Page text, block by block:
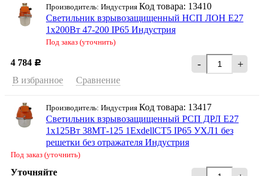
Производитель: Индустрия Код товара: 13410
Светильник взрывозащищенный НСП ЛОН Е27
1х200Вт 47-200 IP65 Индустрия
Под заказ (уточнить)
4 784 Р - +
В избранное Сравнение
Производитель: Индустрия Код товара: 13417
Светильник взрывозащищенный РСП ДРЛ Е27
1х125Вт 38МТ-125 1ExdellCT5 IP65 УХЛ1 без
решетки без отражателя Индустрия
Под заказ (уточнить)
Уточняйте